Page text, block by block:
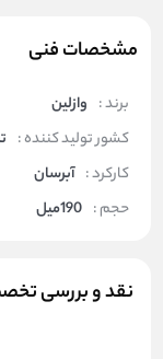
مشخصات فنی
برند : وازلین
کشور تولید کننده :
کارکرد : آبرسان
حجم : 190میل
نقد و بررسی